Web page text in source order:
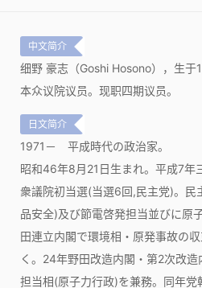
中文简介
细野 豪志（Goshi Hosono），生
本众议院议员。现职四期议员。
日文简介
1971－
平成時代の政治家。
昭和46年8月21日生まれ。平成7年
衆議院初当選(当選6回,民主党)。民
品安全)及び節電啓発担当並びに原
田連立内閣で環境相・原発事故の
く。24年野田改造内閣・第2次改
担当相(原子力行政)を兼務。同年党